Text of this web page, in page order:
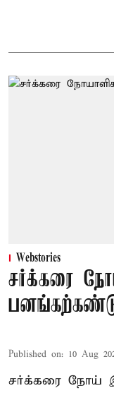
Webstories
சர்க்கரை
Published on: 10 Aug
சர்க்கரை நோய்